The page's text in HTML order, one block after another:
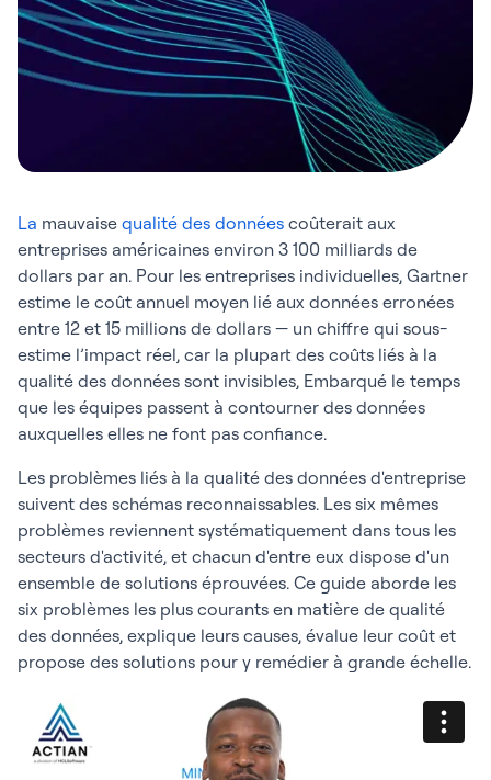
La mauvaise qualité des données coûterait aux
entreprises américaines environ 3 100 milliards de
dollars par an. Pour les entreprises individuelles, Gartner
estime le coût annuel moyen lié aux données erronées
entre 12 et 15 millions de dollars — un chiffre qui sous-
estime l’impact réel, car la plupart des coûts liés à la
qualité des données sont invisibles, Embarqué le temps
que les équipes passent à contourner des données
auxquelles elles ne font pas confiance.
Les problèmes liés à la qualité des données d'entreprise
suivent des schémas reconnaissables. Les six mêmes
problèmes reviennent systématiquement dans tous les
secteurs d'activité, et chacun d'entre eux dispose d'un
ensemble de solutions éprouvées. Ce guide aborde les
six problèmes les plus courants en matière de qualité
des données, explique leurs causes, évalue leur coût et
propose des solutions pour y remédier à grande échelle.